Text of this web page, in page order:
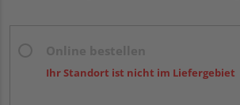
Ihr Standort ist nicht im Liefergebiet